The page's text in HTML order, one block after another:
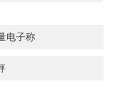
电子称